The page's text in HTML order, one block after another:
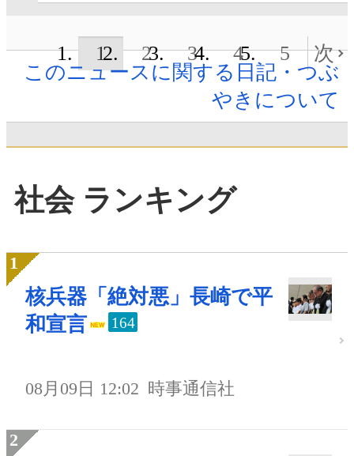
1 2 3 4 5
次
このニュースに関する日記・つぶ
やきについて
社会 ランキング
核兵器「絶対悪」長崎で平
和宣言
164
08月09日 12:02 時事通信社